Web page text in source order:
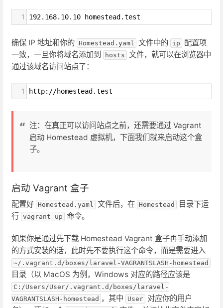
1 192.168.10.10 homestead.test
确保 IP 地址和你的 Homestead.yaml 文件中的 ip
配置项
一致，一旦你将域名添加到
hosts 文件，就可以在浏览器中
通过该域名访问站点了：
1 http://homestead.test
注：在真正可以访问站点之前，还需要通过 Vagrant
启动 Homestead 虚拟机，下面我们就来启动这个盒
子。
启动 Vagrant 盒子
配置好 Homestead.yaml 文件后，在 Homestead
目录下运
行 vagrant up 命令。
如果你是通过先下载 Homestead Vagrant 盒子再手动添加
的方式安装的话，此时先不要执行这个命令，而是需要进入
~/.vagrant.d/boxes/laravel-VAGRANTSLASH-homestead
目录（以 MacOS 为例，Windows 对应的路径应该是
C:/Users/User/.vagrant.d/boxes/laravel-
VAGRANTSLASH-homestead ，其中 User 对应你的用户